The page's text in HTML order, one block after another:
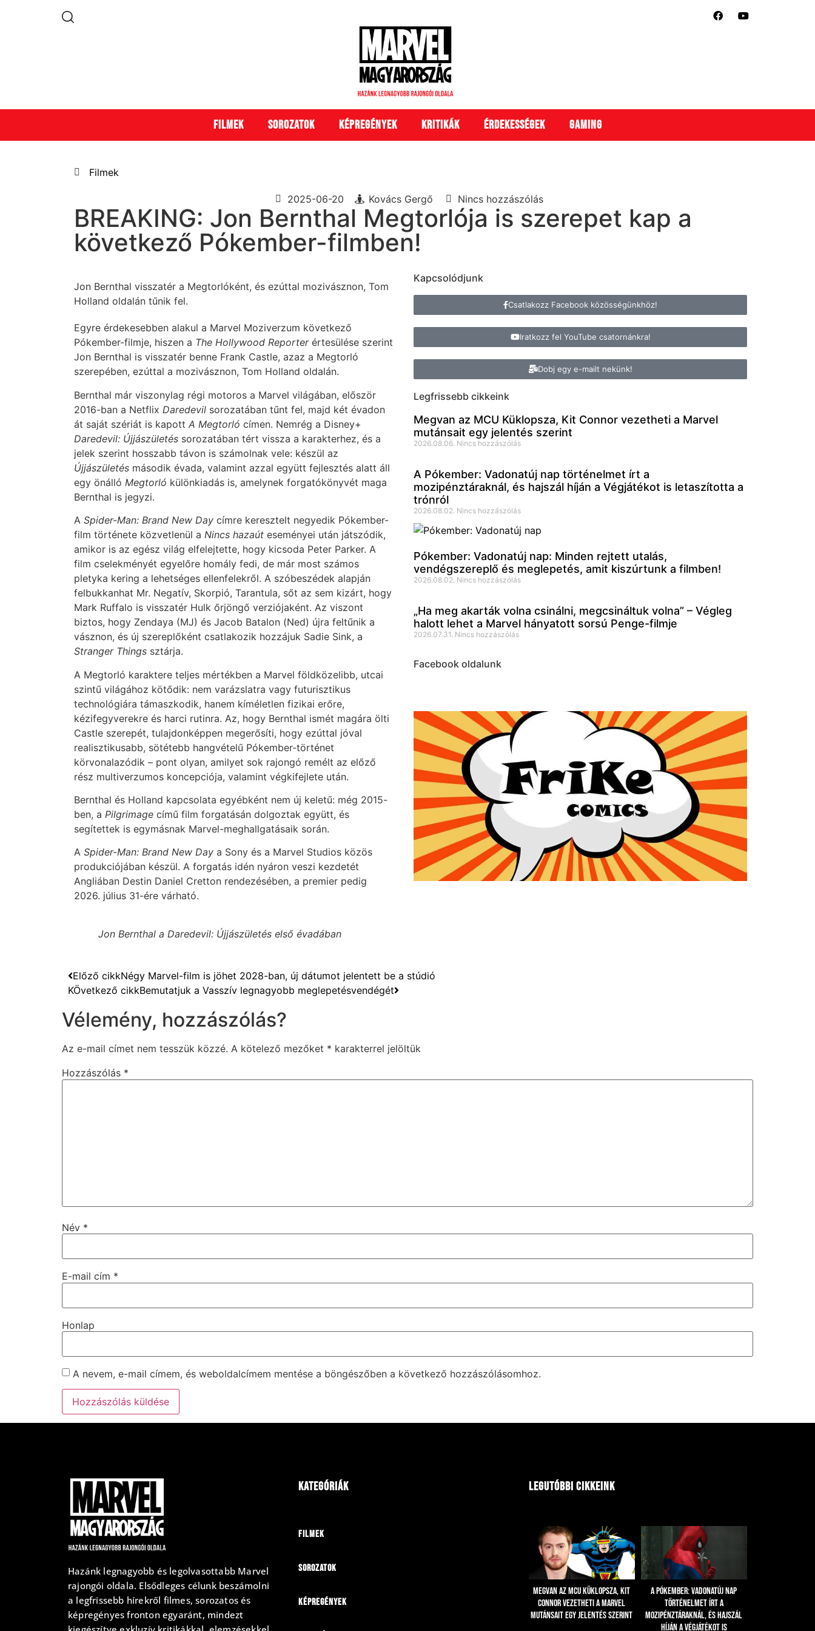
Filmek Sorozatok Képregények Kritikák Érdekességek Gaming
Filmek
2025-06-20 Kovács Gergő Nincs hozzászólás
BREAKING: Jon Bernthal Megtorlója is szerepet kap a
következő Pókember-filmben!
Jon Bernthal visszatér a Megtorlóként, és ezúttal mozivásznon, Tom
Holland oldalán tűnik fel.
Egyre érdekesebben alakul a Marvel Moziverzum következő
Pókember-filmje, hiszen a The Hollywood Reporterértesülése szerint
Jon Bernthal is visszatér benne Frank Castle, azaz a Megtorló
szerepében, ezúttal a mozivásznon, Tom Holland oldalán.
Bernthal már viszonylag régi motoros a Marvel világában, először
2016-ban a Netflix Daredevil sorozatában tűnt fel, majd két évadon
át saját szériát is kapott A Megtorló címen. Nemrég a Disney+
Daredevil: Újjászületés sorozatában tért vissza a karakterhez, és a
jelek szerint hosszabb távon is számolnak vele: készül az
Újjászületés második évada, valamint azzal együtt fejlesztés alatt áll
egy önálló Megtorló különkiadás is, amelynek forgatókönyvét maga
Bernthal is jegyzi.
A Spider-Man: Brand New Day címre keresztelt negyedik Pókember-
film története közvetlenül a Nincs hazaút eseményei után játszódik,
amikor is az egész világ elfelejtette, hogy kicsoda Peter Parker. A
film cselekményét egyelőre homály fedi, de már most számos
pletyka kering a lehetséges ellenfelekről. A szóbeszédek alapján
felbukkanhat Mr. Negatív, Skorpió, Tarantula, sőt az sem kizárt, hogy
Mark Ruffalo is visszatér Hulk őrjöngő verziójaként. Az viszont
biztos, hogy Zendaya (MJ) és Jacob Batalon (Ned) újra feltűnik a
vásznon, és új szereplőként csatlakozik hozzájuk Sadie Sink, a
Stranger Things sztárja.
A Megtorló karaktere teljes mértékben a Marvel földközelibb, utcai
szintű világához kötődik: nem varázslatra vagy futurisztikus
technológiára támaszkodik, hanem kíméletlen fizikai erőre,
kézifegyverekre és harci rutinra. Az, hogy Bernthal ismét magára ölti
Castle szerepét, tulajdonképpen megerősíti, hogy ezúttal jóval
realisztikusabb, sötétebb hangvételű Pókember-történet
körvonalazódik – pont olyan, amilyet sok rajongó remélt az előző
rész multiverzumos koncepciója, valamint végkifejlete után.
Bernthal és Holland kapcsolata egyébként nem új keletű: még 2015-
ben, a Pilgrimage című film forgatásán dolgoztak együtt, és
segítettek is egymásnak Marvel-meghallgatásaik során.
A Spider-Man: Brand New Day a Sony és a Marvel Studios közös
produkciójában készül. A forgatás idén nyáron veszi kezdetét
Angliában Destin Daniel Cretton rendezésében, a premier pedig
2026. július 31-ére várható.
Jon Bernthal a Daredevil: Újjászületés első évadában
Kapcsolódjunk
Csatlakozz Facebook közösségünkhöz!
Iratkozz fel YouTube csatornánkra!
Dobj egy e-mailt nekünk!
Legfrissebb cikkeink
Megvan az MCU Küklopsza, Kit Connor vezetheti a Marvel
mutánsait egy jelentés szerint
2026.08.06. Nincs hozzászólás
A Pókember: Vadonatúj nap történelmet írt a
mozipénztáraknál, és hajszál híján a Végjátékot is letaszította a
trónról
2026.08.02. Nincs hozzászólás
Pókember: Vadonatúj nap: Minden rejtett utalás,
vendégszereplő és meglepetés, amit kiszúrtunk a filmben!
2026.08.02. Nincs hozzászólás
„Ha meg akarták volna csinálni, megcsináltuk volna” – Végleg
halott lehet a Marvel hányatott sorsú Penge-filmje
2026.07.31. Nincs hozzászólás
Facebook oldalunk
Előző cikkNégy Marvel-film is jöhet 2028-ban, új dátumot jelentett be a stúdió
KÖvetkező cikkBemutatjuk a Vasszív legnagyobb meglepetésvendégét
Vélemény, hozzászólás?
Az e-mail címet nem tesszük közzé. A kötelező mezőket * karakterrel jelöltük
Hozzászólás *
Név *
E-mail cím *
Honlap
A nevem, e-mail címem, és weboldalcímem mentése a böngészőben a következő hozzászólásomhoz.
Hazánk legnagyobb és legolvasottabb Marvel
rajongói oldala. Elsődleges célunk beszámolni
a legfrissebb hírekről filmes, sorozatos és
képregényes fronton egyaránt, mindezt
Kategóriák
Filmek
Sorozatok
Képregények
Legutóbbi cikkeink
Megvan az MCU Küklopsza, Kit
Connor vezetheti a Marvel
mutánsait egy jelentés szerint
A Pókember: Vadonatúj nap
történelmet írt a
mozipénztáraknál, és hajszál
híján a Végjátékot is